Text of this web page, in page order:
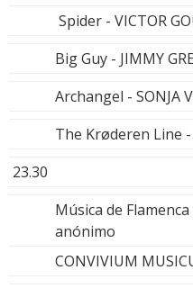
Spider - VICTOR
Big Guy - JIMMY
Archangel - SONJA
The Krøderen Line -
23.30
Música de
anónimo
CONVIVIUM